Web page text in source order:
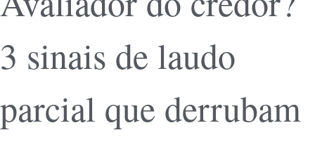
3 sinais de laudo
parcial que derrubam